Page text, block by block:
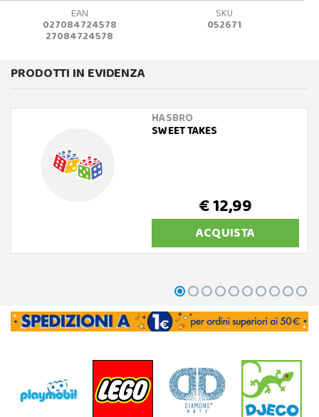
EAN
027084724578
27084724578
SKU
052671
PRODOTTI IN EVIDENZA
HASBRO
SWEET TAKES
€ 12,99
ACQUISTA